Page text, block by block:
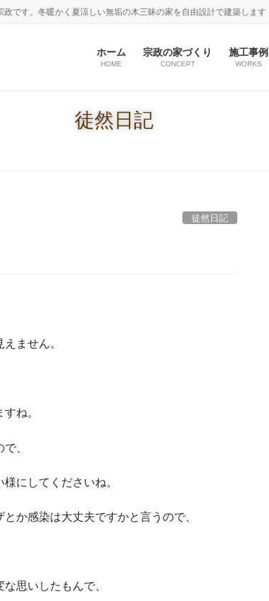
です。冬暖かく夏涼しい無垢の木三昧の家を自由設計で建築します
ホーム
HOME
宗政の家づくり
CONCEPT
施工事例
WORKS
徒然日記
徒然日記
ません。
ね。
、
にしてくださいね。
か感染は大丈夫ですかと言うので、
思いしたもんで、